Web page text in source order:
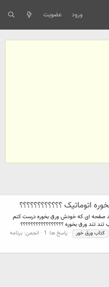
ورود عضویت
اتوماتیک ؟؟؟؟؟؟؟؟؟؟؟؟
صفحه ای که خودش ورق بخوره درست کنم
تند تند ورق بخوره ؟؟؟؟؟؟؟؟؟؟؟؟؟؟؟؟؟
کتاب ورق خور پاسخ ها: 1 انجمن: برنامه